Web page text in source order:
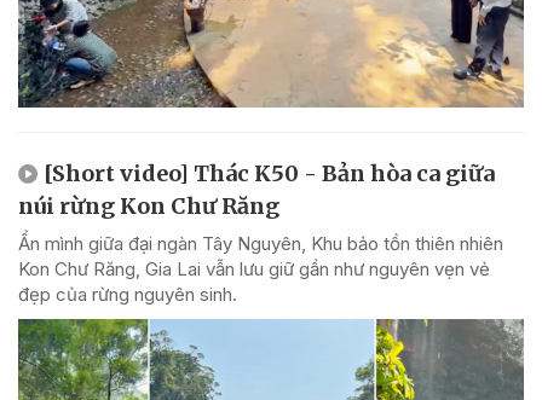
[Short video] Thác K50 - Bản hòa ca giữa
núi rừng Kon Chư Răng
Ẩn mình giữa đại ngàn Tây Nguyên, Khu bảo tồn thiên nhiên
Kon Chư Răng, Gia Lai vẫn lưu giữ gần như nguyên vẹn vẻ
đẹp của rừng nguyên sinh.